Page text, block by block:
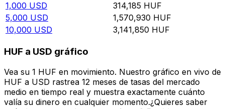
1,000 USD 314,185 HUF
5,000 USD 1,570,930 HUF
10,000 USD 3,141,850 HUF
HUF a USD gráfico
Vea su 1 HUF en movimiento. Nuestro gráfico en vivo de
HUF a USD rastrea 12 meses de tasas del mercado
medio en tiempo real y muestra exactamente cuánto
valía su dinero en cualquier momento.¿Quieres saber